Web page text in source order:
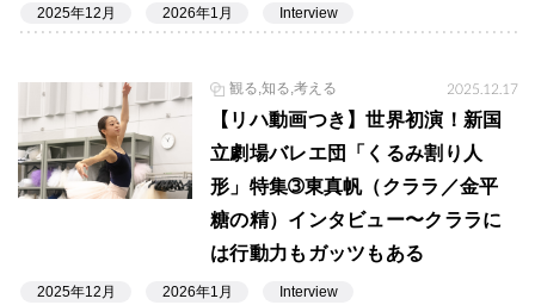
2025年12月 2026年1月 Interview
観る,知る,考える 2025.12.17
【リハ動画つき】世界初演！新国
立劇場バレエ団「くるみ割り人
形」特集➂東真帆（クララ／金平
糖の精）インタビュー〜クララに
は行動力もガッツもある
2025年12月 2026年1月 Interview